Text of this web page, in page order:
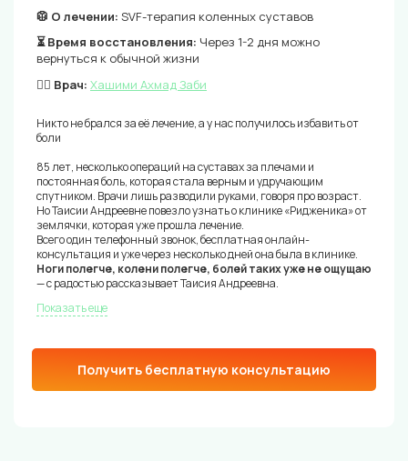
🥼 О лечении: SVF-терапия коленных суставов
⏳ Время восстановления: Через 1-2 дня можно
вернуться к обычной жизни
👨‍⚕️ Врач: Хашими Ахмад Заби
Никто не брался за её лечение, а у нас получилось избавить от
боли
85 лет, несколько операций на суставах за плечами и
постоянная боль, которая стала верным и удручающим
спутником. Врачи лишь разводили руками, говоря про возраст.
Но Таисии Андреевне повезло узнать о клинике «Ридженика» от
землячки, которая уже прошла лечение.
Всего один телефонный звонок, бесплатная онлайн-
консультация и уже через несколько дней она была в клинике.
Ноги полегче, колени полегче, болей таких уже не ощущаю
— с радостью рассказывает Таисия Андреевна.
Показать еще
Получить бесплатную консультацию